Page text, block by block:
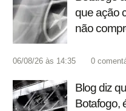
que ação
não
06/08/26 às 14:35 0
Blog diz
Botafogo,